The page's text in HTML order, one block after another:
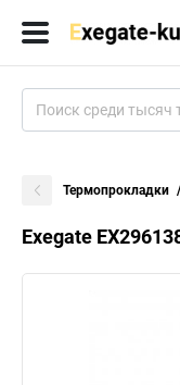
Термопрокладки
Exegate